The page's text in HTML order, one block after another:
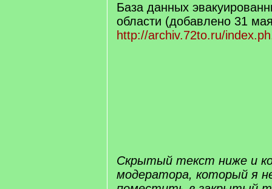
База данных
области (добавлено 31
http://archiv.72to.ru/
Скрытый текст ниже и
модератора, который я